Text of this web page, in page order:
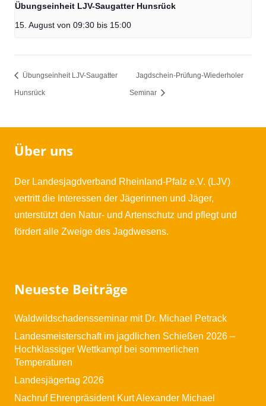
Übungseinheit LJV-Saugatter Hunsrück
15. August von 09:30 bis 15:00
Übungseinheit LJV-Saugatter
Hunsrück
Jagdschein-Prüfung-Wiederholer
Seminar
Über uns
Der Landesjagdverband Rheinland-Pfalz e.V. (LJV)
vertritt die Interessen der Jägerinnen und Jäger,
unterstützt den Natur- und Artenschutz und pflegt und
fördert alle Zweige des Jagdwesens.
Neueste Beiträge
Waldwildschadensseminar mit Dr. Michael Petrack
Landesmeisterschaft im jagdlichen Schießen 2026 –
Hochklassiger Wettkampf bei sommerlichen
Temperaturen
Landesjägertag 2026
Nachruf Ehrenpräsident Kurt Alexander Michael